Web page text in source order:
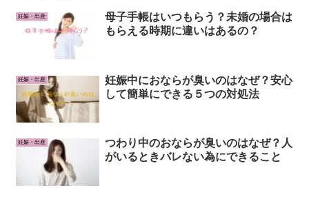
妊娠・出産
母子手帳はいつもらう？未婚の場合は
もらえる時期に違いはあるの？
妊娠・出産
妊娠中におならが臭いのはなぜ？安心
して簡単にできる５つの対処法
妊娠・出産
つわり中のおならが臭いのはなぜ？人
がいるときバレない為にできること